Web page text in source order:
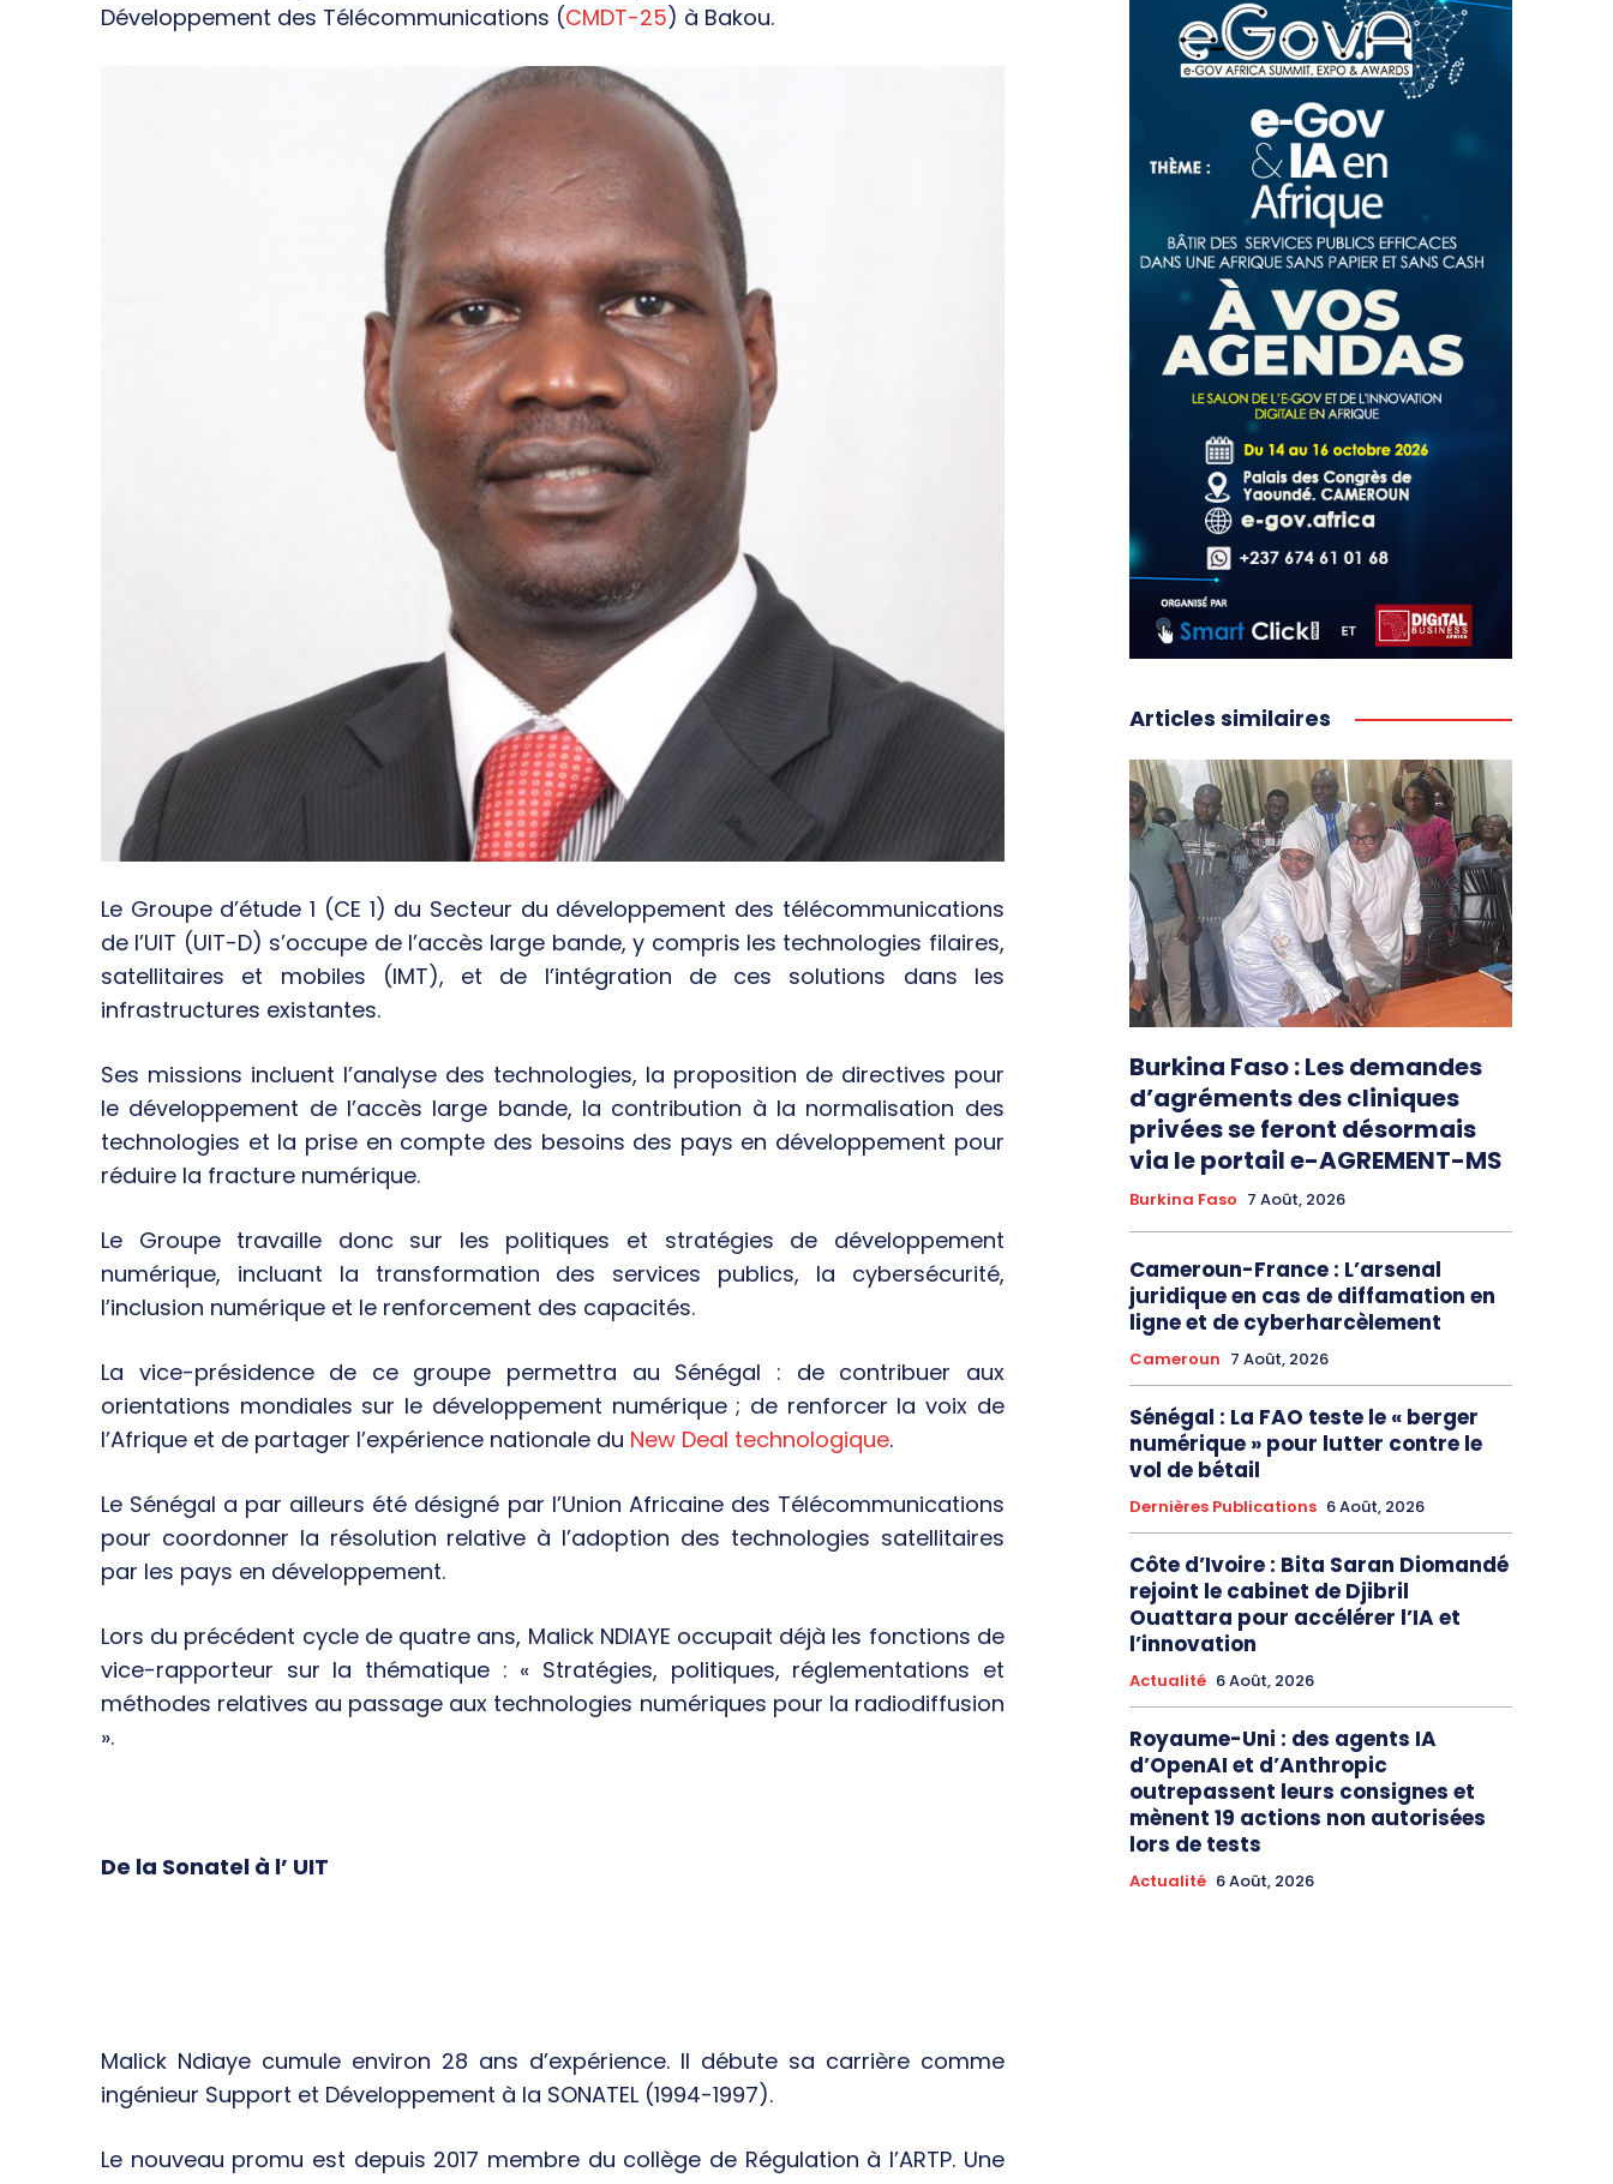
Développement des Télécommunications (CMDT-25) à Bakou.
Le Groupe d’étude 1 (CE 1) du Secteur du développement des télécommunications
de l’UIT (UIT-D) s’occupe de l’accès large bande, y compris les technologies filaires,
satellitaires et mobiles (IMT), et de l’intégration de ces solutions dans les
infrastructures existantes.
Ses missions incluent l’analyse des technologies, la proposition de directives pour
le développement de l’accès large bande, la contribution à la normalisation des
technologies et la prise en compte des besoins des pays en développement pour
réduire la fracture numérique.
Le Groupe travaille donc sur les politiques et stratégies de développement
numérique, incluant la transformation des services publics, la cybersécurité,
l’inclusion numérique et le renforcement des capacités.
La vice-présidence de ce groupe permettra au Sénégal : de contribuer aux
orientations mondiales sur le développement numérique ; de renforcer la voix de
l’Afrique et de partager l’expérience nationale du New Deal technologique.
Le Sénégal a par ailleurs été désigné par l’Union Africaine des Télécommunications
pour coordonner la résolution relative à l’adoption des technologies satellitaires
par les pays en développement.
Lors du précédent cycle de quatre ans, Malick NDIAYE occupait déjà les fonctions de
vice-rapporteur sur la thématique : « Stratégies, politiques, réglementations et
méthodes relatives au passage aux technologies numériques pour la radiodiffusion
».
De la Sonatel à l’ UIT
Malick Ndiaye cumule environ 28 ans d’expérience. Il débute sa carrière comme
ingénieur Support et Développement à la SONATEL (1994-1997).
Le nouveau promu est depuis 2017 membre du collège de Régulation à l’ARTP. Une
Articles similaires
Burkina Faso : Les demandes
d’agréments des cliniques
privées se feront désormais
via le portail e-AGREMENT-MS
Burkina Faso 7 Août, 2026
Cameroun-France : L’arsenal
juridique en cas de diffamation en
ligne et de cyberharcèlement
Cameroun 7 Août, 2026
Sénégal : La FAO teste le « berger
numérique » pour lutter contre le
vol de bétail
Dernières Publications 6 Août, 2026
Côte d’Ivoire : Bita Saran Diomandé
rejoint le cabinet de Djibril
Ouattara pour accélérer l’IA et
l’innovation
Actualité 6 Août, 2026
Royaume-Uni : des agents IA
d’OpenAI et d’Anthropic
outrepassent leurs consignes et
mènent 19 actions non autorisées
lors de tests
Actualité 6 Août, 2026